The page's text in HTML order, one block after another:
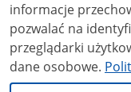
informacje
pozwalać na
przeglądarki
dane osobowe.